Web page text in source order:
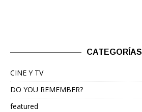
CATEGORÍAS
CINE Y TV
DO YOU REMEMBER?
featured